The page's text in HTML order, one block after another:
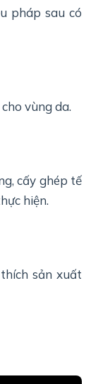
pháp sau có
vùng da.
cấy ghép tế
hiện.
sản xuất